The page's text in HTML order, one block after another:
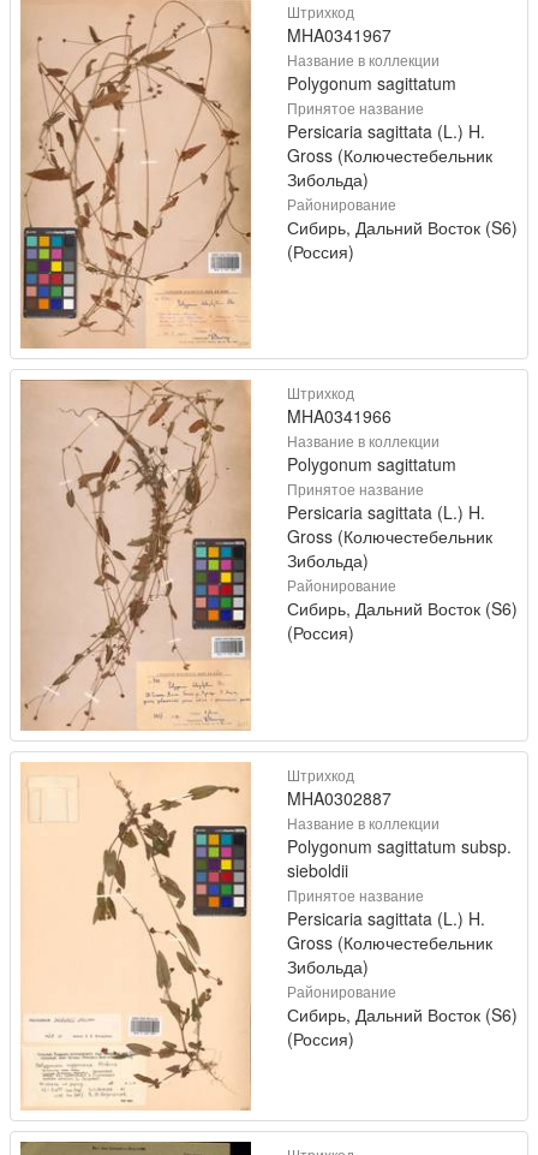
Штрихкод
MHA0341967
Название в коллекции
Polygonum sagittatum
Принятое название
Persicaria sagittata (L.) H.
Gross (Колючестебельник
Зибольда)
Районирование
Сибирь, Дальний Восток (S6)
(Россия)
Штрихкод
MHA0341966
Название в коллекции
Polygonum sagittatum
Принятое название
Persicaria sagittata (L.) H.
Gross (Колючестебельник
Зибольда)
Районирование
Сибирь, Дальний Восток (S6)
(Россия)
Штрихкод
MHA0302887
Название в коллекции
Polygonum sagittatum subsp.
sieboldii
Принятое название
Persicaria sagittata (L.) H.
Gross (Колючестебельник
Зибольда)
Районирование
Сибирь, Дальний Восток (S6)
(Россия)